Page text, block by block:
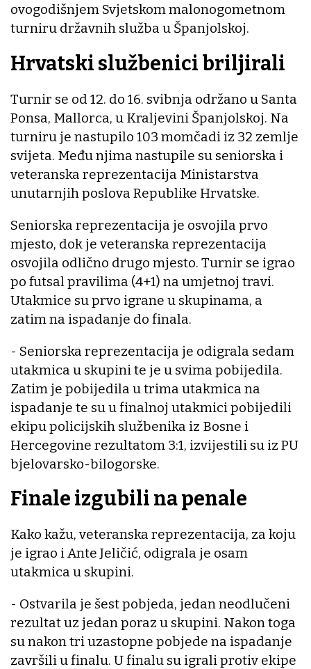
ovogodišnjem Svjetskom malonogometnom
turniru državnih služba u Španjolskoj.
Hrvatski službenici briljirali
Turnir se od 12. do 16. svibnja održano u Santa
Ponsa, Mallorca, u Kraljevini Španjolskoj. Na
turniru je nastupilo 103 momčadi iz 32 zemlje
svijeta. Među njima nastupile su seniorska i
veteranska reprezentacija Ministarstva
unutarnjih poslova Republike Hrvatske.
Seniorska reprezentacija je osvojila prvo
mjesto, dok je veteranska reprezentacija
osvojila odlično drugo mjesto. Turnir se igrao
po futsal pravilima (4+1) na umjetnoj travi.
Utakmice su prvo igrane u skupinama, a
zatim na ispadanje do finala.
- Seniorska reprezentacija je odigrala sedam
utakmica u skupini te je u svima pobijedila.
Zatim je pobijedila u trima utakmica na
ispadanje te su u finalnoj utakmici pobijedili
ekipu policijskih službenika iz Bosne i
Hercegovine rezultatom 3:1, izvijestili su iz PU
bjelovarsko-bilogorske.
Finale izgubili na penale
Kako kažu, veteranska reprezentacija, za koju
je igrao i Ante Jeličić, odigrala je osam
utakmica u skupini.
- Ostvarila je šest pobjeda, jedan neodlučeni
rezultat uz jedan poraz u skupini. Nakon toga
su nakon tri uzastopne pobjede na ispadanje
završili u finalu. U finalu su igrali protiv ekipe